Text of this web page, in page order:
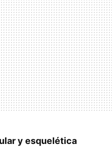
y esquelética